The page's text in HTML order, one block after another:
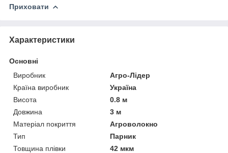
Приховати
Характеристики
Основні
Виробник
Агро-Лідер
Країна виробник
Україна
Висота
0.8 м
Довжина
3 м
Матеріал покриття
Агроволокно
Тип
Парник
Товщина плівки
42 мкм